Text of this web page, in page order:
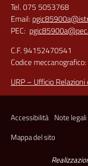
Tel. 075 5053768
Email:
PEC:
C.F. 94152470541
Codice
URP – Ufficio
Accessibilità Note legali
Mappa del sito